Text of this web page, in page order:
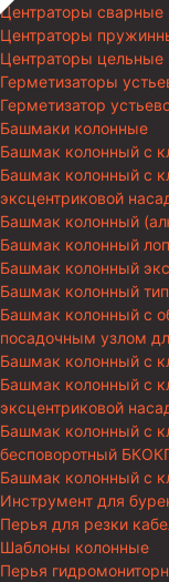
Центраторы
Центраторы
Центраторы
Герметизаторы
Герметизатор
Башмаки колонные
Башмак колонный с
Башмак колонный с
эксцентриковой
Башмак колонный
Башмак колонный
Башмак колонный
Башмак колонный
Башмак колонный с
посадочным узлом
Башмак колонный с
Башмак колонный с
эксцентриковой
Башмак колонный с
бесповоротный
Башмак колонный с
Инструмент для
Перья для резки
Шаблоны колонные
Перья